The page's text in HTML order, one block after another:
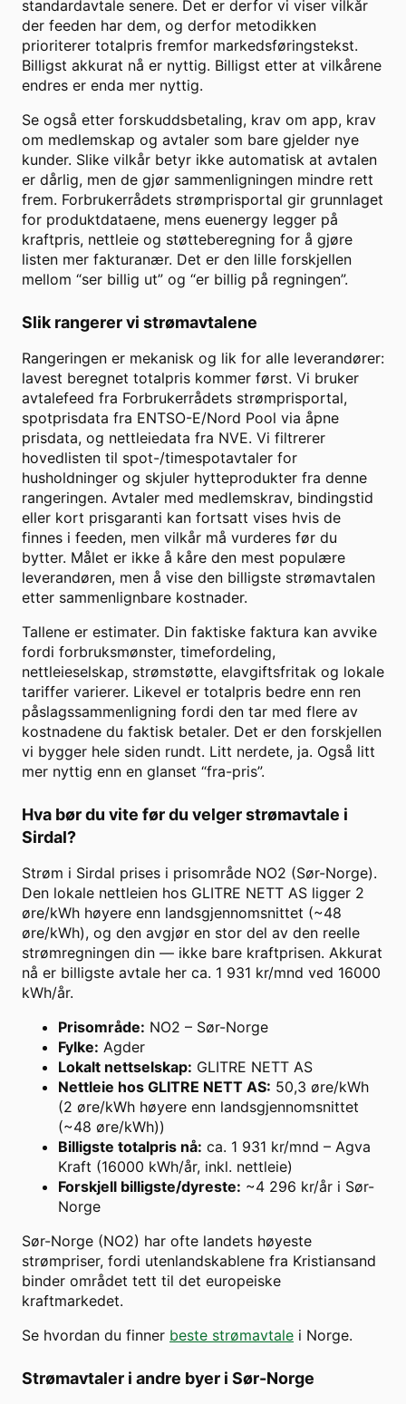
standardavtale senere. Det er derfor vi viser vilkår
der feeden har dem, og derfor metodikken
prioriterer totalpris fremfor markedsføringstekst.
Billigst akkurat nå er nyttig. Billigst etter at vilkårene
endres er enda mer nyttig.
Se også etter forskuddsbetaling, krav om app, krav
om medlemskap og avtaler som bare gjelder nye
kunder. Slike vilkår betyr ikke automatisk at avtalen
er dårlig, men de gjør sammenligningen mindre rett
frem. Forbrukerrådets strømprisportal gir grunnlaget
for produktdataene, mens euenergy legger på
kraftpris, nettleie og støtteberegning for å gjøre
listen mer fakturanær. Det er den lille forskjellen
mellom “ser billig ut” og “er billig på regningen”.
Slik rangerer vi strømavtalene
Rangeringen er mekanisk og lik for alle leverandører:
lavest beregnet totalpris kommer først. Vi bruker
avtalefeed fra Forbrukerrådets strømprisportal,
spotprisdata fra ENTSO-E/Nord Pool via åpne
prisdata, og nettleiedata fra NVE. Vi filtrerer
hovedlisten til spot-/timespotavtaler for
husholdninger og skjuler hytteprodukter fra denne
rangeringen. Avtaler med medlemskrav, bindingstid
eller kort prisgaranti kan fortsatt vises hvis de
finnes i feeden, men vilkår må vurderes før du
bytter. Målet er ikke å kåre den mest populære
leverandøren, men å vise den billigste strømavtalen
etter sammenlignbare kostnader.
Tallene er estimater. Din faktiske faktura kan avvike
fordi forbruksmønster, timefordeling,
nettleieselskap, strømstøtte, elavgiftsfritak og lokale
tariffer varierer. Likevel er totalpris bedre enn ren
påslagssammenligning fordi den tar med flere av
kostnadene du faktisk betaler. Det er den forskjellen
vi bygger hele siden rundt. Litt nerdete, ja. Også litt
mer nyttig enn en glanset “fra-pris”.
Hva bør du vite før du velger strømavtale i
Sirdal?
Strøm i Sirdal prises i prisområde NO2 (Sør-Norge).
Den lokale nettleien hos GLITRE NETT AS ligger 2
øre/kWh høyere enn landsgjennomsnittet (~48
øre/kWh), og den avgjør en stor del av den reelle
strømregningen din — ikke bare kraftprisen. Akkurat
nå er billigste avtale her ca. 1 931 kr/mnd ved 16000
kWh/år.
Prisområde: NO2 – Sør-Norge
Fylke: Agder
Lokalt nettselskap: GLITRE NETT AS
Nettleie hos GLITRE NETT AS: 50,3 øre/kWh
(2 øre/kWh høyere enn landsgjennomsnittet
(~48 øre/kWh))
Billigste totalpris nå: ca. 1 931 kr/mnd – Agva
Kraft (16000 kWh/år, inkl. nettleie)
Forskjell billigste/dyreste: ~4 296 kr/år i Sør-
Norge
Sør-Norge (NO2) har ofte landets høyeste
strømpriser, fordi utenlandskablene fra Kristiansand
binder området tett til det europeiske
kraftmarkedet.
Se hvordan du finner beste strømavtale i Norge.
Strømavtaler i andre byer i Sør-Norge